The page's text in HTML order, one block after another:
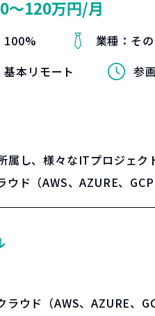
〜120万円/月
100% 業種： そ
基本リモート 参
属し、様々なITプロジェ
ウド（AWS、AZURE、
ラウド（AWS、AZURE、